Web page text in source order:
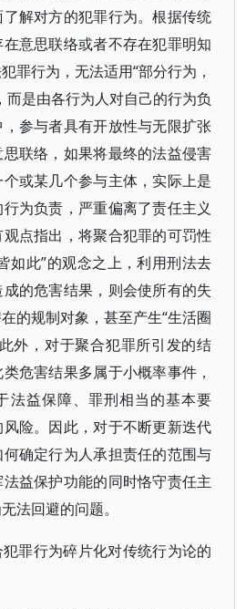
解对方的犯罪行为。根据传统
意思联络或者不存在犯罪明知
罪行为，无法适用“部分行为，
而是由各行为人对自己的行为负
参与者具有开放性与无限扩张
联络，如果将最终的法益侵害
或某几个参与主体，实际上是
为负责，严重偏离了责任主义
点指出，将聚合犯罪的可罚性
如此”的观念之上，利用刑法去
的危害结果，则会使所有的失
的规制对象，甚至产生“生活圈
外，对于聚合犯罪所引发的结
危害结果多属于小概率事件，
法益保障、罪刑相当的基本要
险。因此，对于不断更新迭代
确定行为人承担责任的范围与
益保护功能的同时恪守责任主
法回避的问题。
犯罪行为碎片化对传统行为论的